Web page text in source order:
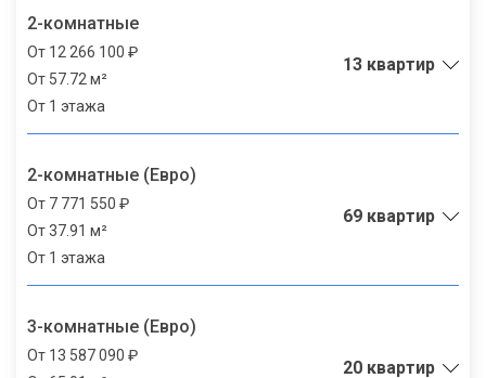
2-комнатные
От 12 266 100 ₽
От 57.72 м²
От 1 этажа
13 квартир
2-комнатные (Евро)
От 7 771 550 ₽
От 37.91 м²
От 1 этажа
69 квартир
3-комнатные (Евро)
От 13 587 090 ₽
20 квартир